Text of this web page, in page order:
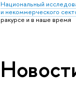
Национальный
и некоммерческого
ракурсе и в наше время